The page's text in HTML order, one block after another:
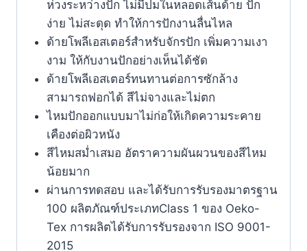
ห่วงระหว่างปัก ไม่มีปมในหลอดเส้นด้าย ปัก
ง่าย ไม่สะดุด ทำให้การปักงานลื่นไหล
ด้ายโพลีเอสเตอร์สำหรับจักรปัก เพิ่มความเงา
งาม ให้กับงานปักอย่างเห็นได้ชัด
ด้ายโพลีเอสเตอร์ทนทานต่อการซักล้าง
สามารถฟอกได้ สีไม่จางและไม่ตก
ไหมปักออกแบบมาไม่ก่อให้เกิดความระคาย
เคืองต่อผิวหนัง
สีไหมสม่ำเสมอ อัตราความผันผวนของสีไหม
น้อยมาก
ผ่านการทดสอบ และได้รับการรับรองมาตรฐาน
100 ผลิตภัณฑ์ประเภทClass 1 ของ Oeko-
Tex การผลิตได้รับการรับรองจาก ISO 9001-
2015